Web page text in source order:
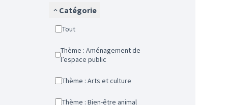
Catégorie
Tout
Thème : Aménagement de
l’espace public
Thème : Arts et culture
Thème : Bien-être animal